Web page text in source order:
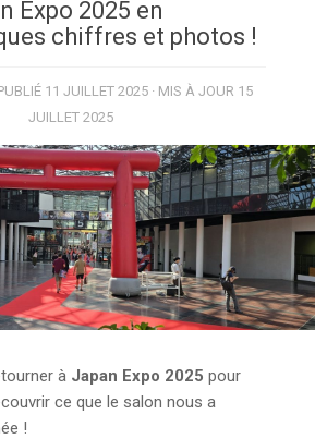
Expo 2025 en
chiffres et photos !
11 JUILLET 2025· MIS À JOUR 15
JUILLET 2025
à Japan Expo 2025 pour
ce que le salon nous a
!